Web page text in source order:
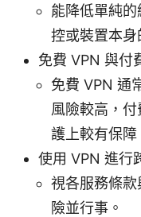
能降低單純
控或裝置本身
免費 VPN 與付
免費 VPN 通
風險較高，
護上較有保障
使用 VPN 進行
視各服務條
險並行事。